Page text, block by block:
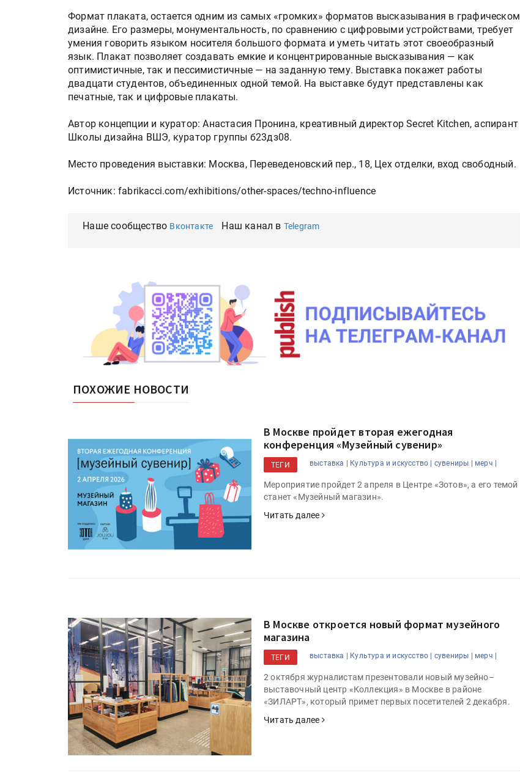
Формат плаката, остается одним из самых «громких» форматов высказывания в графическом
дизайне. Его размеры, монументальность, по сравнению с цифровыми устройствами, требует
умения говорить языком носителя большого формата и уметь читать этот своеобразный
язык. Плакат позволяет создавать емкие и концентрированные высказывания — как
оптимистичные, так и пессимистичные — на заданную тему. Выставка покажет работы
двадцати студентов, объединенных одной темой. На выставке будут представлены как
печатные, так и цифровые плакаты.
Автор концепции и куратор: Анастасия Пронина, креативный директор Secret Kitchen, аспирант
Школы дизайна ВШЭ, куратор группы б23дз08.
Место проведения выставки: Москва, Переведеновский пер., 18, Цех отделки, вход свободный.
Источник: fabrikacci.com/exhibitions/other-spaces/techno-influence
Наше сообщество Вконтакте Наш канал в Telegram
ПОХОЖИЕ НОВОСТИ
В Москве пройдет вторая ежегодная
конференция «Музейный сувенир»
ТЕГИ выставка | Культура и искусство | сувениры | мерч |
Мероприятие пройдет 2 апреля в Центре «Зотов», а его темой
станет «Музейный магазин».
Читать далее
В Москве откроется новый формат музейного
магазина
ТЕГИ выставка | Культура и искусство | сувениры | мерч |
2 октября журналистам презентовали новый музейно–
выставочный центр «Коллекция» в Москве в районе
«ЗИЛАРТ», который примет первых посетителей 2 декабря.
Читать далее
HeyGears анонсировала
полноцветный гибридный УФ/3D-
принтер G1X
Росприроднадзор запускает
«Калькулятор утилизации»
HeyGears анонсировала
полноцветный гибридный УФ/3D-
принтер G1X